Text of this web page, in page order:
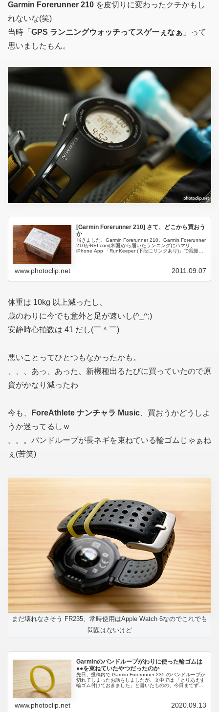
Garmin Forerunner 210 を皮切りに変わったクチかもし
れないな(笑)
当時「 GPS ランニングウォッチってスゲーぇなぁ 」って
思いましたもん。
[Garmin Forerunner 210] さて、どこから買おう
か
届きました、Garmin Forerunner 210。Garmin Forerunner
210がREI.com(米国)から届いたランニングにハマリ、
iPhone App 「RunKeeper (下段にリンクあり)」で我慢で
www.photoclip.net 2011.09.07
体重は 10kg 以上減ったし、
歳のわりに今でも意外と足が速いし(^_^;)
安静時心拍数は 41 だし(￣＾￣)
悪いことってひとつもなかったかも。
、、、あっ、あった、新機種出るたびに買っていたので原
資がかなり減ったわ
今も、 ForeAthlete ナンチャラ Music 、買おうかどうしよ
うか迷ってるしｗ
。。。バンドループが長ネギを束ねている輪ゴムじゃぁね
ぇ(苦笑)
まだ壊れなさそう FR235、常時使用はApple Watch 6なのでこれでも
問題はないけど
Garminのバンドループがわりに使った輪ゴムは
●●を束ねていたやつだったのか
先日、投稿内で Garmin Forerunner 235 のバンドループが
切れてしまったお話をしましたが、文中では 「とりあえず
輪ゴム付けておきました」と書いたものの、今日までずっ
www.photoclip.net 2020.09.13